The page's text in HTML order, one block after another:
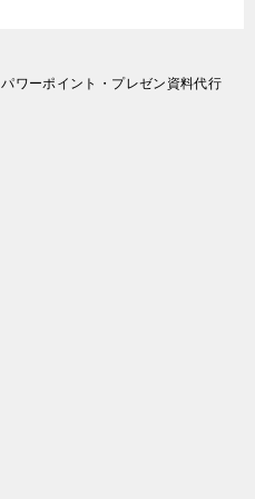
パワーポイント・プレゼン資料代行